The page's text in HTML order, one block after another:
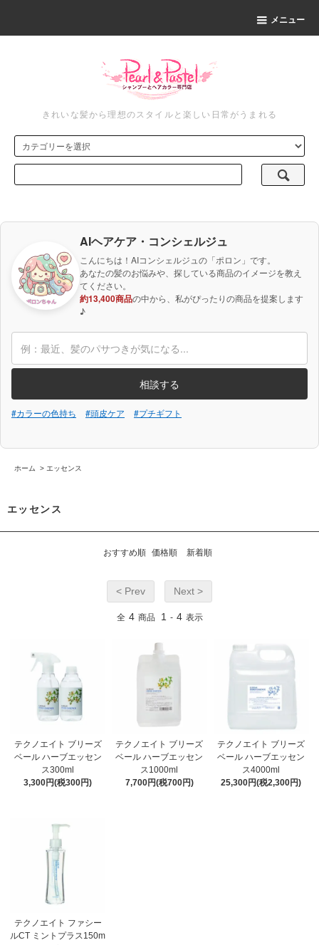
メニュー
きれいな髪から理想のスタイルと楽しい日常がうまれる
AIヘアケア・コンシェルジュ
こんにちは！AIコンシェルジュの「ポロン」です。
あなたの髪のお悩みや、探している商品のイメージを教え
てください。
約13,400商品の中から、私がぴったりの商品を提案します
♪
相談する
#カラーの色持ち #頭皮ケア #プチギフト
ホーム > エッセンス
エッセンス
おすすめ順 価格順 新着順
< Prev Next >
全 4 商品 1 - 4 表示
テクノエイト ブリーズ
ベール ハーブエッセン
ス300ml
3,300円(税300円)
テクノエイト ブリーズ
ベール ハーブエッセン
ス1000ml
7,700円(税700円)
テクノエイト ブリーズ
ベール ハーブエッセン
ス4000ml
25,300円(税2,300円)
テクノエイト ファシー
ルCT ミントプラス150m